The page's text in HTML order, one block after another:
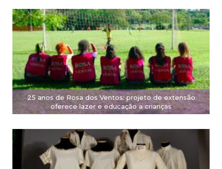
25 anos de Rosa dos Ventos: projeto de extensão
oferece lazer e educação a crianças